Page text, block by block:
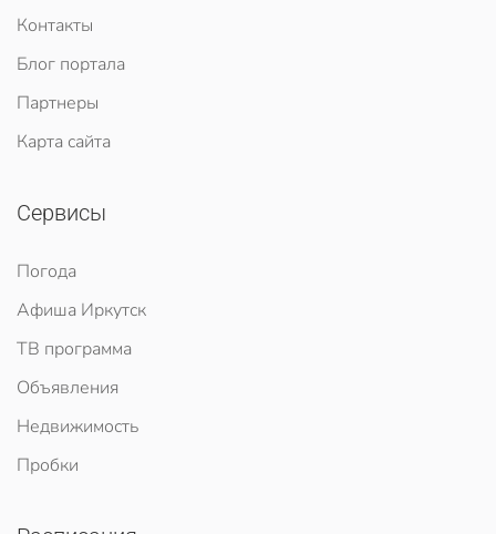
Контакты
Блог портала
Партнеры
Карта сайта
Сервисы
Погода
Афиша Иркутск
ТВ программа
Объявления
Недвижимость
Пробки